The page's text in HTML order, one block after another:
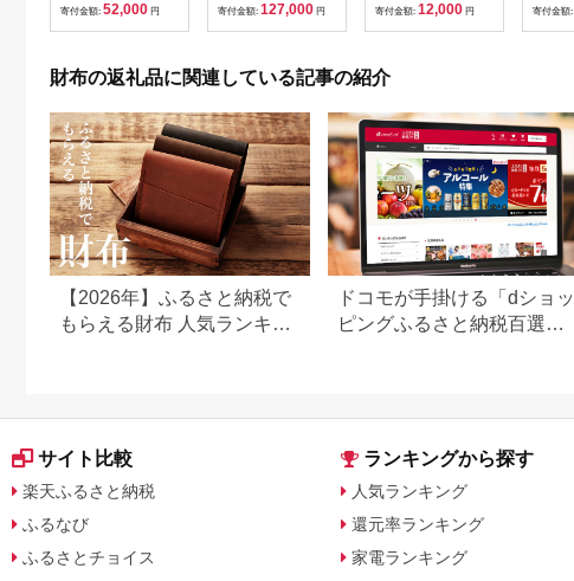
寄付金額: 52,000 円
財布 さいふ 財布 レザ
革財布 革 京都 綾部
】
寄付金額: 127,000 円 寄付金額: 12,000 円 寄付金額:
財布の返礼品に関連している記事の紹介
【2026年】ふるさと納税で
もらえる財布 人気ランキン
ドコモが手掛ける「dショッ
ピングふるさと納税百選」
サイト比較
楽天ふるさと納税
ふるなび
ふるさとチョイス
ランキングから探す
人気ランキング
還元率ランキング
家電ランキング